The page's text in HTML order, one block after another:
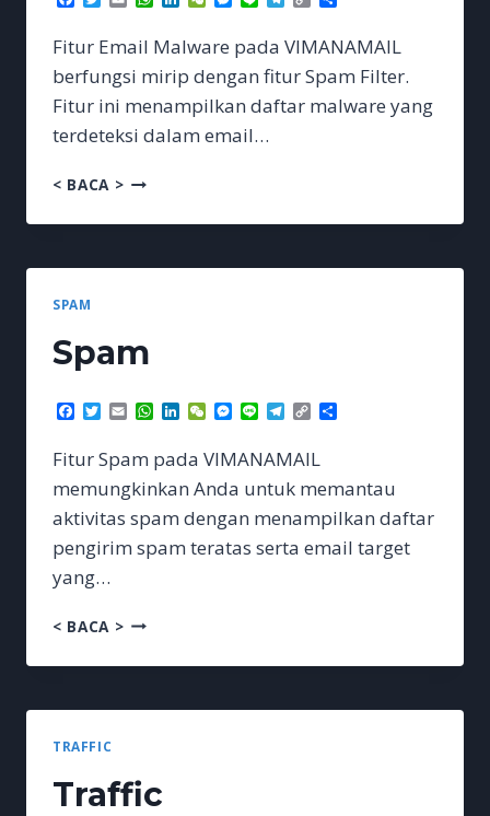
Fitur Email Malware pada VIMANAMAIL
berfungsi mirip dengan fitur Spam Filter.
Fitur ini menampilkan daftar malware yang
terdeteksi dalam email…
< BACA >MALWARE
SPAM
Spam
Facebook
TwitterEmailWhatsApp
LinkedIn
WeChatMessenger
Line Telegram
Copy
Fitur Spam pada VIMANAMAIL
memungkinkan Anda untuk memantau
aktivitas spam dengan menampilkan daftar
pengirim spam teratas serta email target
yang…
< BACA > SPAM
TRAFFIC
Traffic